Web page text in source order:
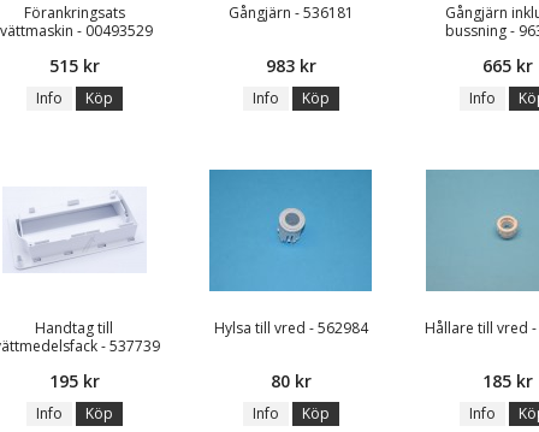
Förankringsats
- 00493529
515 kr
Info Köp
Gångjärn - 536181
983 kr
Info Köp
Gångjärn
bussning -
665 kr
Info
Handtag till
- 537739
195 kr
Info Köp
Hylsa till vred - 562984
80 kr
Info Köp
Hållare till vred
185 kr
Info